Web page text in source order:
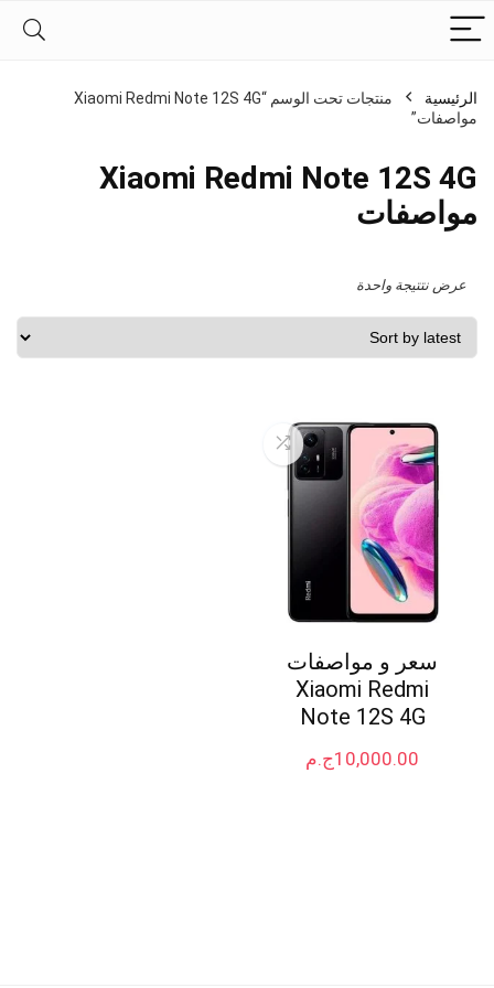
الرئيسية
منتجات تحت الوسم “Xiaomi Redmi Note 12S 4G
مواصفات”
Xiaomi Redmi Note 12S 4G
مواصفات
عرض نتتيجة واحدة
سعر و مواصفات
Xiaomi Redmi
Note 12S 4G
ج.م10,000.00